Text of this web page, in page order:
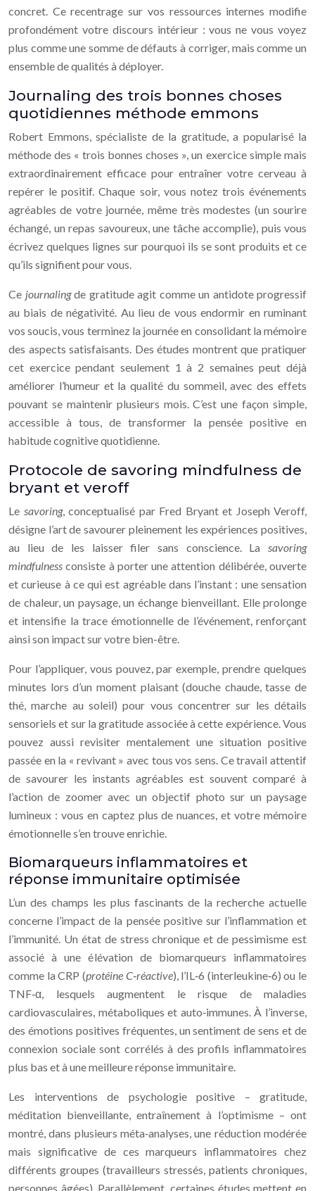
concret. Ce recentrage sur vos ressources internes modifie
profondément votre discours intérieur : vous ne vous voyez
plus comme une somme de défauts à corriger, mais comme un
ensemble de qualités à déployer.
Journaling des trois bonnes choses
quotidiennes méthode emmons
Robert Emmons, spécialiste de la gratitude, a popularisé la
méthode des « trois bonnes choses », un exercice simple mais
extraordinairement efficace pour entraîner votre cerveau à
repérer le positif. Chaque soir, vous notez trois événements
agréables de votre journée, même très modestes (un sourire
échangé, un repas savoureux, une tâche accomplie), puis vous
écrivez quelques lignes sur pourquoi ils se sont produits et ce
qu’ils signifient pour vous.
Ce journalingde gratitude agit comme un antidote progressif
au biais de négativité. Au lieu de vous endormir en ruminant
vos soucis, vous terminez la journée en consolidant la mémoire
des aspects satisfaisants. Des études montrent que pratiquer
cet exercice pendant seulement 1 à 2 semaines peut déjà
améliorer l’humeur et la qualité du sommeil, avec des effets
pouvant se maintenir plusieurs mois. C’est une façon simple,
accessible à tous, de transformer la pensée positive en
habitude cognitive quotidienne.
Protocole de savoring mindfulness de
bryant et veroff
Le savoring, conceptualisé par Fred Bryant et Joseph Veroff,
désigne l’art de savourer pleinement les expériences positives,
au lieu de les laisser filer sans conscience. La savoring
mindfulness consiste à porter une attention délibérée, ouverte
et curieuse à ce qui est agréable dans l’instant : une sensation
de chaleur, un paysage, un échange bienveillant. Elle prolonge
et intensifie la trace émotionnelle de l’événement, renforçant
ainsi son impact sur votre bien-être.
Pour l’appliquer, vous pouvez, par exemple, prendre quelques
minutes lors d’un moment plaisant (douche chaude, tasse de
thé, marche au soleil) pour vous concentrer sur les détails
sensoriels et sur la gratitude associée à cette expérience. Vous
pouvez aussi revisiter mentalement une situation positive
passée en la « revivant » avec tous vos sens. Ce travail attentif
de savourer les instants agréables est souvent comparé à
l’action de zoomer avec un objectif photo sur un paysage
lumineux : vous en captez plus de nuances, et votre mémoire
émotionnelle s’en trouve enrichie.
Biomarqueurs inflammatoires et
réponse immunitaire optimisée
L’un des champs les plus fascinants de la recherche actuelle
concerne l’impact de la pensée positive sur l’inflammation et
l’immunité. Un état de stress chronique et de pessimisme est
associé à une élévation de biomarqueurs inflammatoires
comme la CRP (protéine C‑réactive), l’IL‑6 (interleukine‑6) ou le
TNF‑α, lesquels augmentent le risque de maladies
cardiovasculaires, métaboliques et auto‑immunes. À l’inverse,
des émotions positives fréquentes, un sentiment de sens et de
connexion sociale sont corrélés à des profils inflammatoires
plus bas et à une meilleure réponse immunitaire.
Les interventions de psychologie positive – gratitude,
méditation bienveillante, entraînement à l’optimisme – ont
montré, dans plusieurs méta‑analyses, une réduction modérée
mais significative de ces marqueurs inflammatoires chez
différents groupes (travailleurs stressés, patients chroniques,
personnes âgées). Parallèlement, certaines études mettent en